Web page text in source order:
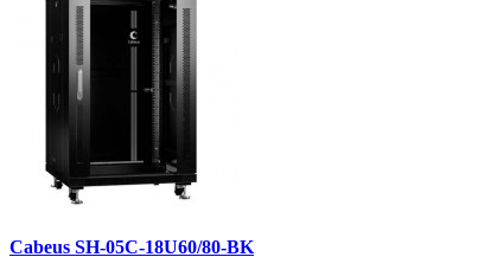
Cabeus SH-05C-18U60/80-BK